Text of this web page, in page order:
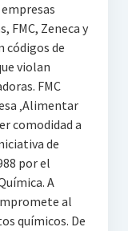
FMC, Zeneca y
códigos de
violan
FMC
‚Alimentar
comodidad a
de
por el
A
al
químicos. De